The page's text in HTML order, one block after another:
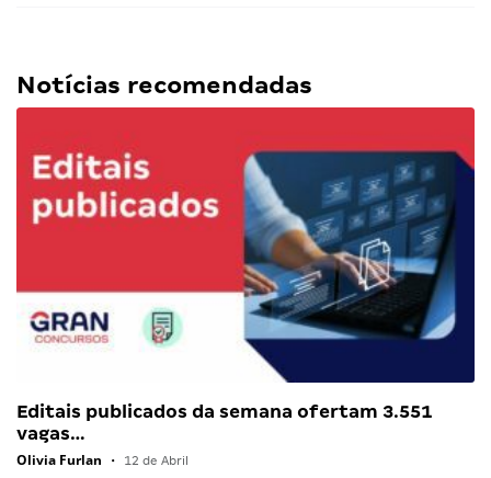
Notícias recomendadas
Editais publicados da semana ofertam 3.551
vagas…
Olivia Furlan • 12 de Abril